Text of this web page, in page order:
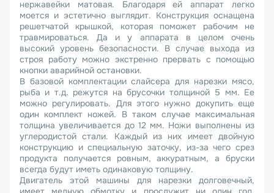
нержавейки матовая. Благодаря ей аппарат легко
моется и эстетично выглядит. Конструкция оснащена
решетчатой крышкой, которая поможет рабочим не
травмироваться. Да и у аппарата в целом очень
высокий уровень безопасности. В случае выхода из
строя работу можно экстренно прервать с помощью
кнопки аварийной остановки.
В базовой комплектации слайсера для нарезки мясо,
рыба и т.д. режутся на брусочки толщиной 5 мм. Ее
можно регулировать. Для этого нужно докупить еще
один комплект ножей. В таком случае максимальная
толщина увеличивается до 12 мм. Ножи выполнены из
углеродистой стали. Каждый из них имеет двойную
конструкцию и специальную заточку, из-за чего срез
продукта получается ровным, аккуратным, а бруски
всегда будут иметь одинаковую толщину.
Двигатель этой машины для нарезки долговечный,